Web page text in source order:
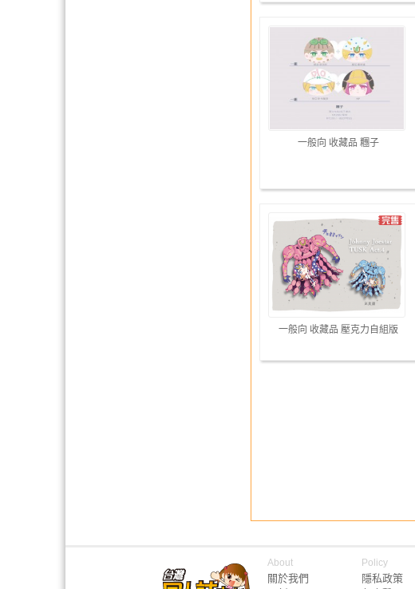
一般向 收藏品 糰子
一般向 收藏品 壓克力自組版
About
關於我們
Policy
隱私政策